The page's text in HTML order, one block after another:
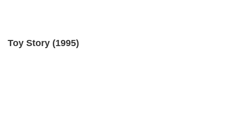
Toy Story (1995)